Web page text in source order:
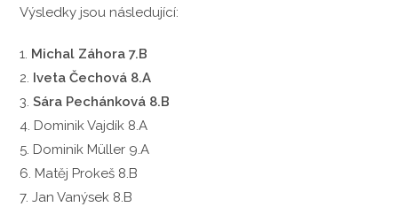
Výsledky jsou následující:
1. Michal Záhora 7.B
2. Iveta Čechová 8.A
3.Sára Pechánková 8.B
4. Dominik Vajdík 8.A
5. Dominik Müller 9.A
6. Matěj Prokeš 8.B
7. Jan Vanýsek 8.B